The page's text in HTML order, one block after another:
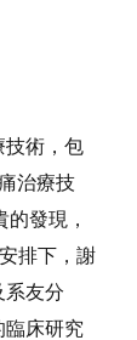
技術，包
治療技
的發現，
排下，謝
系友分
臨床研究